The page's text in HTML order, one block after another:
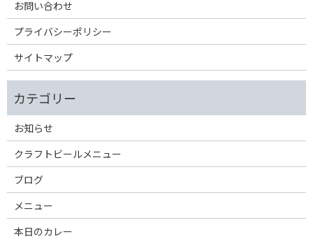
お問い合わせ
プライバシーポリシー
サイトマップ
お知らせ
クラフトビールメニュー
ブログ
メニュー
本日のカレー